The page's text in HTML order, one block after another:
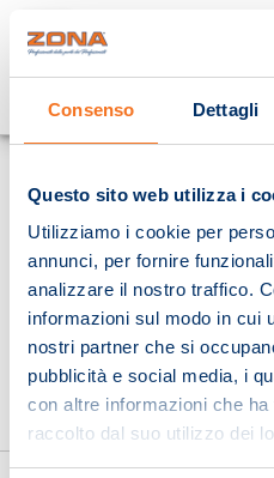
Consenso Dettagli
Questo sito web utilizza i
Utilizziamo i cookie per
annunci, per fornire
analizzare il nostro traffico.
informazioni sul modo in cui
nostri partner che si
pubblicità e social media, i
con altre informazioni che
raccolto dal suo utilizzo dei
Cosa stai cercando?